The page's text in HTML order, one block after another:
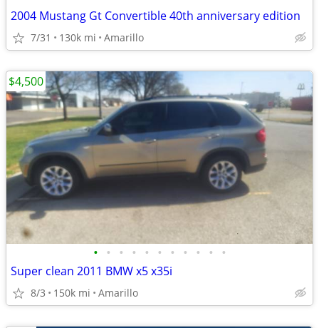
2004 Mustang Gt Convertible 40th anniversary edition
7/31 130k mi Amarillo
• • • • • • • • • • •
Super clean 2011 BMW x5 x35i
8/3 150k mi Amarillo
$4,500